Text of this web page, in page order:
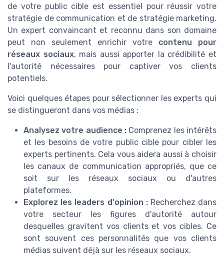
de votre public cible est essentiel pour réussir votre
stratégie de communication et de stratégie marketing.
Un expert convaincant et reconnu dans son domaine
peut non seulement enrichir votre contenu pour
réseaux sociaux, mais aussi apporter la crédibilité et
l'autorité nécessaires pour captiver vos clients
potentiels.
Voici quelques étapes pour sélectionner les experts qui
se distingueront dans vos médias :
Analysez votre audience : Comprenez les intérêts
et les besoins de votre public cible pour cibler les
experts pertinents. Cela vous aidera aussi à choisir
les canaux de communication appropriés, que ce
soit sur les réseaux sociaux ou d'autres
plateformes.
Explorez les leaders d'opinion :Recherchez dans
votre secteur les figures d'autorité autour
desquelles gravitent vos clients et vos cibles. Ce
sont souvent ces personnalités que vos clients
médias suivent déjà sur les réseaux sociaux.